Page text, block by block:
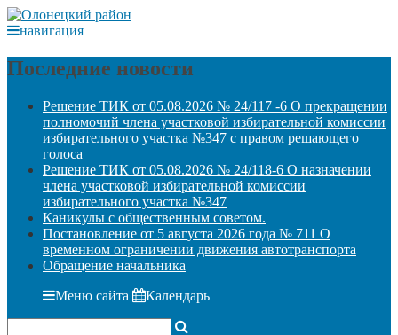
навигация
Последние новости
Решение ТИК от 05.08.2026 № 24/117 -6 О прекращении
полномочий члена участковой избирательной комиссии
избирательного участка №347 с правом решающего
голоса
Решение ТИК от 05.08.2026 № 24/118-6 О назначении
члена участковой избирательной комиссии
избирательного участка №347
Каникулы с общественным советом.
Постановление от 5 августа 2026 года № 711 О
временном ограничении движения автотранспорта
Обращение начальника
Меню сайта Календарь